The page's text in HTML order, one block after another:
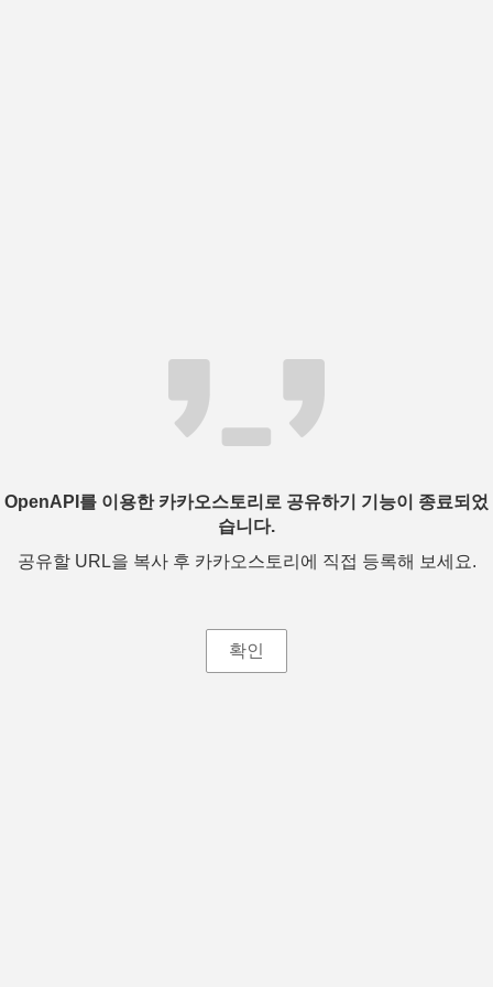
OpenAPI를 이용한 카카오스토리로 공유하기 기능이 종료되었
습니다.
공유할 URL을 복사 후 카카오스토리에 직접 등록해 보세요.
확인